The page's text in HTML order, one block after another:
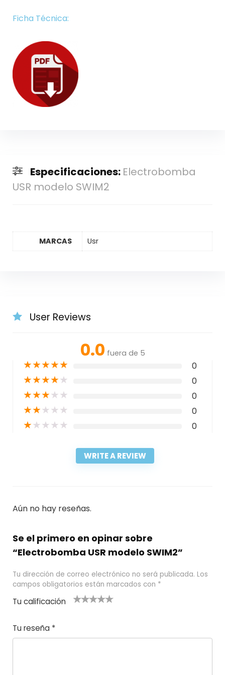
Ficha Técnica:
Especificaciones: Electrobomba
USR modelo SWIM2
MARCAS Usr
User Reviews
0.0 fuera de 5
★★★★★ 0
★★★★★ 0
★★★★★ 0
★★★★★ 0
★★★★★ 0
WRITE A REVIEW
Aún no hay reseñas.
Se el primero en opinar sobre
“Electrobomba USR modelo SWIM2”
Tu dirección de correo electrónico no será publicada. Los
campos obligatorios están marcados con *
Tu calificación
e
5
las
s
Tu reseña *